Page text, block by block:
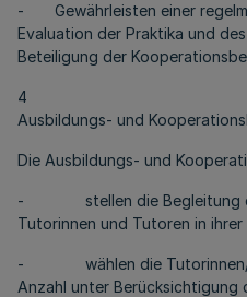
- Gewährleisten einer
Evaluation der Praktika und
Beteiligung der
4
Ausbildungs- und
Die Ausbildungs- und
- stellen die Begleitung
Tutorinnen und Tutoren in ihrer
- wählen die Tutorinnen/
Anzahl unter Berücksichtigung